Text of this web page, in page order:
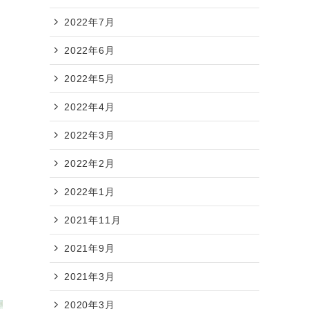
2022年7月
2022年6月
2022年5月
2022年4月
2022年3月
2022年2月
2022年1月
2021年11月
2021年9月
2021年3月
2020年3月